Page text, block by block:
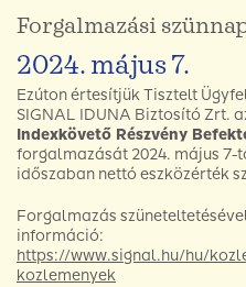
Forgalmazási
2024. május 7.
Ezúton értesítjük Tisztelt
SIGNAL IDUNA Biztosító Zrt.
Indexkövető Részvény
forgalmazását 2024. május 7-
időszaban nettó eszközérték
Forgalmazás
információ:
https://www.signal.hu/hu/
kozlemenyek